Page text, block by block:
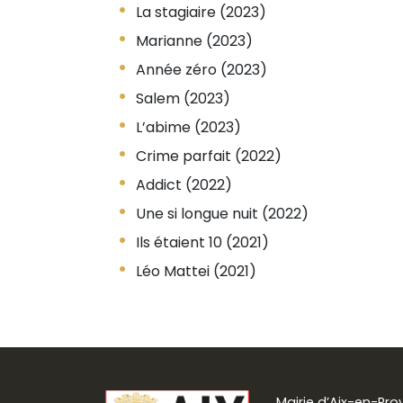
La stagiaire (2023)
Marianne (2023)
Année zéro (2023)
Salem (2023)
L’abime (2023)
Crime parfait (2022)
Addict (2022)
Une si longue nuit (2022)
Ils étaient 10 (2021)
Léo Mattei (2021)